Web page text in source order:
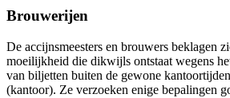
Brouwerijen
De accijnsmeesters en brouwers beklagen
moeilijkheid die dikwijls ontstaat wegens
van biljetten buiten de gewone
(kantoor). Ze verzoeken enige bepalingen